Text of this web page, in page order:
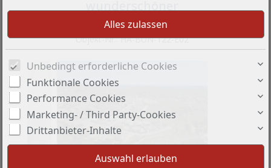
Umgebung
Objekt-Nr.: HA-BUN-122-E02
Unbedingt erforderliche Cookies
Funktionale Cookies
Performance Cookies
Marketing- / Third Party-Cookies
Drittanbieter-Inhalte